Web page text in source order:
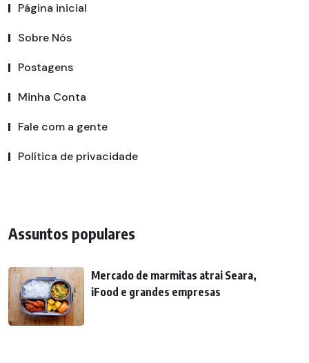
Página inicial
Sobre Nós
Postagens
Minha Conta
Fale com a gente
Política de privacidade
Assuntos populares
Mercado de marmitas atrai Seara,
iFood e grandes empresas